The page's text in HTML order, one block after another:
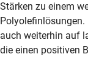
Stärken zu einem
Polyolefinlösungen.
auch weiterhin auf
die einen positiven